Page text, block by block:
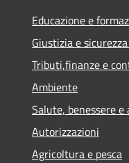
Educazione e
Giustizia e
Tributi,finanze e
Ambiente
Salute, benessere e
Autorizzazioni
Agricoltura e pesca